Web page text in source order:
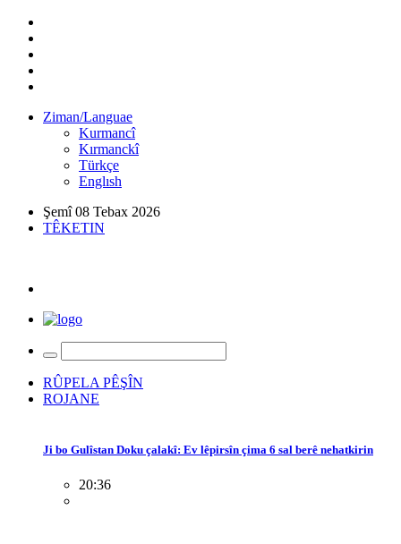
Ziman/Languae
Kurmancî
Kırmanckî
Türkçe
Englısh
Şemî 08 Tebax 2026
TÊKETIN
RÛPELA PÊŞÎN
ROJANE
Ji bo Gulîstan Doku çalakî: Ev lêpirsîn çima 6 sal berê nehatkirin
20:36